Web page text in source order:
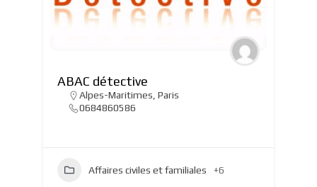
ABAC détective
Alpes-Maritimes, Paris
0684860586
Affaires civiles et familiales +6